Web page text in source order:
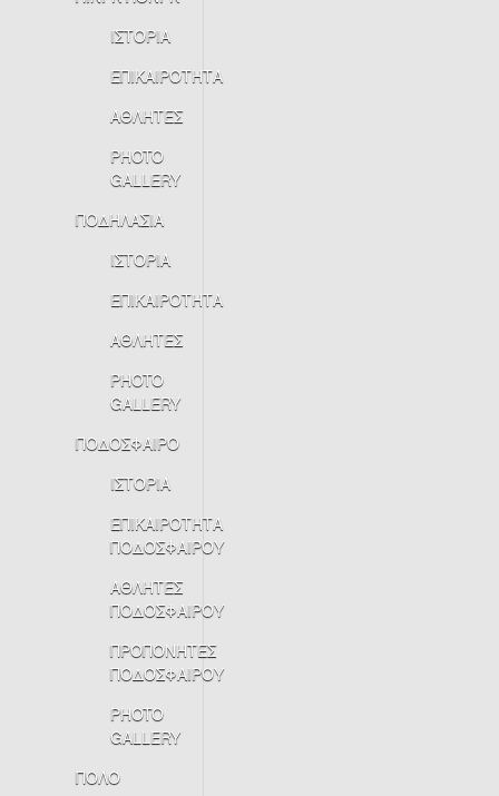
ΙΣΤΟΡΙΑ
ΕΠΙΚΑΙΡΟΤΗΤΑ
ΑΘΛΗΤΕΣ
PHOTO
GALLERY
ΠΟΔΗΛΑΣΙΑ
ΙΣΤΟΡΙΑ
ΕΠΙΚΑΙΡΟΤΗΤΑ
ΑΘΛΗΤΕΣ
PHOTO
GALLERY
ΠΟΔΟΣΦΑΙΡΟ
ΙΣΤΟΡΙΑ
ΕΠΙΚΑΙΡΟΤΗΤΑ
ΠΟΔΟΣΦΑΙΡΟΥ
ΑΘΛΗΤΕΣ
ΠΟΔΟΣΦΑΙΡΟΥ
ΠΡΟΠΟΝΗΤΕΣ
ΠΟΔΟΣΦΑΙΡΟΥ
PHOTO
GALLERY
ΠΟΛΟ